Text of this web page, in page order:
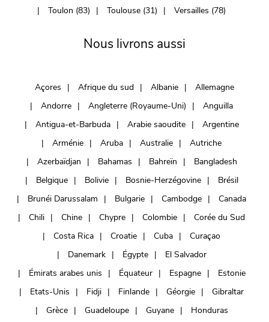
Toulon (83)
Toulouse (31) Versailles (78)
Nous livrons aussi
Açores Afrique du sud Albanie
Allemagne
Andorre
Angleterre (Royaume-Uni)
Anguilla
Antigua-et-Barbuda
Arabie saoudite
Argentine
Arménie
Aruba Australie
Autriche
Azerbaïdjan
Bahamas Bahreïn
Bangladesh
Belgique
Bolivie Bosnie-Herzégovine
Brésil
Brunéi Darussalam
Bulgarie Cambodge
Canada
Chili
Chine Chypre Colombie
Corée du Sud
Costa Rica
Croatie Cuba
Curaçao
Danemark
Égypte
El Salvador
Émirats arabes unis
Équateur Espagne
Estonie
Etats-Unis
Fidji Finlande Géorgie
Gibraltar
Grèce
Guadeloupe Guyane
Honduras